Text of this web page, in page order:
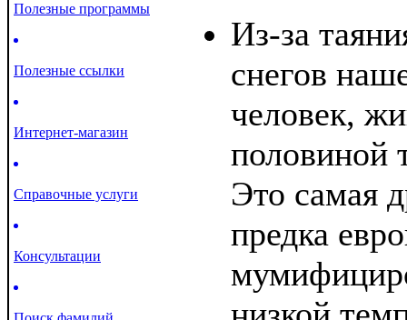
Полезные программы
Полезные ссылки
Интернет-магазин
Справочные услуги
Консультации
Из-за
снегов
человек,
половиной
Это самая
предка